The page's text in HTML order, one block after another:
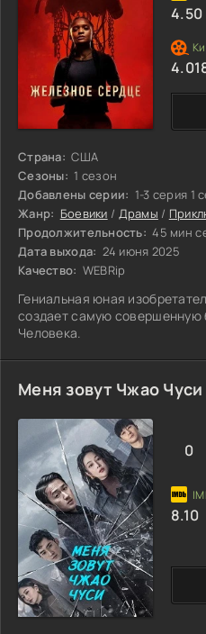
Страна: США
Сезоны: 1 сезон
Добавлены серии: 1-3 серия 1
Жанр: Боевики / Драмы /
Продолжительность: 45 мин
Дата выхода: 24 июня 2025
Качество: WEBRip
Гениальная юная
создает самую
Человека.
4.50
Меня зовут Чжао
0
8.10